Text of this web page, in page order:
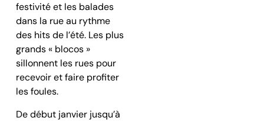
festivité et les balades
dans la rue au rythme
des hits de l’été. Les plus
grands « blocos »
sillonnent les rues pour
recevoir et faire profiter
les foules.
De début janvier jusqu’à